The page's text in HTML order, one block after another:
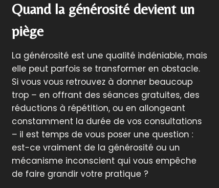
Quand la générosité devient un
piège
La générosité est une qualité indéniable, mais
elle peut parfois se transformer en obstacle.
Si vous vous retrouvez à donner beaucoup
trop – en offrant des séances gratuites, des
réductions à répétition, ou en allongeant
constamment la durée de vos consultations
– il est temps de vous poser une question :
est-ce vraiment de la générosité ou un
mécanisme inconscient qui vous empêche
de faire grandir votre pratique ?